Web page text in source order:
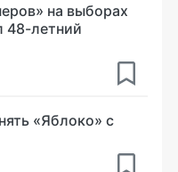
на выборах
48-летний
«Яблоко» с